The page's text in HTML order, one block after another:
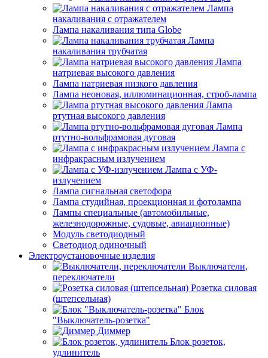
Лампа
накаливания с отражателем
Лампа накаливания типа Globe
Лампа
накаливания трубчатая
Лампа
натриевая высокого давления
Лампа натриевая низкого давления
Лампа неоновая, иллюминационная, строб-лампа
Лампа
ртутная высокого давления
Лампа
ртутно-вольфрамовая дуговая
Лампа с
инфракрасным излучением
Лампа с УФ-
излучением
Лампа сигнальная светофора
Лампа студийная, проекционная и фотолампа
Лампы специальные (автомобильные,
железнодорожные, судовые, авиационные)
Модуль светодиодный
Светодиод одиночный
Электроустановочные изделия
Выключатели,
переключатели
Розетка силовая
(штепсельная)
Блок
"Выключатель-розетка"
Диммер
Блок розеток,
удлинитель